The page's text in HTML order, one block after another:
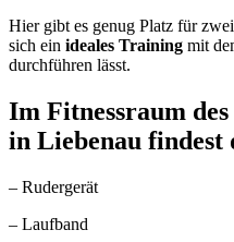
Hier gibt es genug Platz für
sich ein ideales Training mit
durchführen lässt.
Im Fitnessraum
in Liebenau findest
– Rudergerät
– Laufband